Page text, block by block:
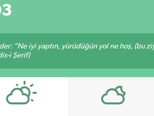
"Ne iyi yaptın, yürüdüğün yol ne hoş, (bu
i Şerif)